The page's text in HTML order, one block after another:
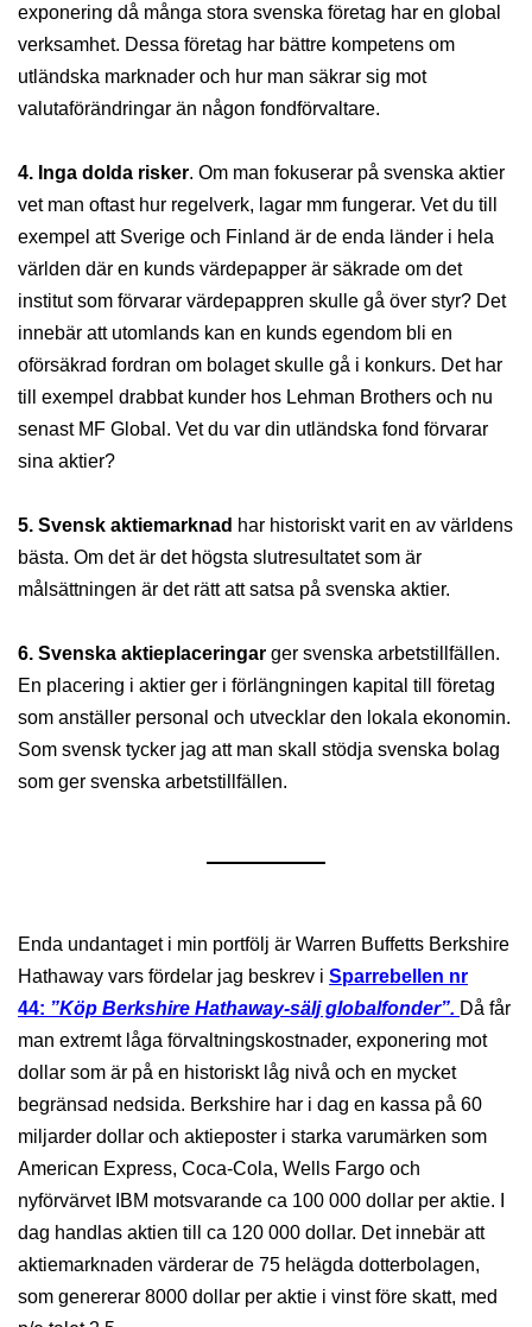
exponering då många stora svenska företag har en global
verksamhet. Dessa företag har bättre kompetens om
utländska marknader och hur man säkrar sig mot
valutaförändringar än någon fondförvaltare.
4. Inga dolda risker. Om man fokuserar på svenska aktier
vet man oftast hur regelverk, lagar mm fungerar. Vet du till
exempel att Sverige och Finland är de enda länder i hela
världen där en kunds värdepapper är säkrade om det
institut som förvarar värdepappren skulle gå över styr? Det
innebär att utomlands kan en kunds egendom bli en
oförsäkrad fordran om bolaget skulle gå i konkurs. Det har
till exempel drabbat kunder hos Lehman Brothers och nu
senast MF Global. Vet du var din utländska fond förvarar
sina aktier?
5. Svensk aktiemarknad har historiskt varit en av världens
bästa. Om det är det högsta slutresultatet som är
målsättningen är det rätt att satsa på svenska aktier.
6. Svenska aktieplaceringarger svenska arbetstillfällen.
En placering i aktier ger i förlängningen kapital till företag
som anställer personal och utvecklar den lokala ekonomin.
Som svensk tycker jag att man skall stödja svenska bolag
som ger svenska arbetstillfällen.
Enda undantaget i min portfölj är Warren Buffetts Berkshire
Hathaway vars fördelar jag beskrev iSparrebellen nr
44: ”Köp Berkshire Hathaway-sälj globalfonder”. Då får
man extremt låga förvaltningskostnader, exponering mot
dollar som är på en historiskt låg nivå och en mycket
begränsad nedsida. Berkshire har i dag en kassa på 60
miljarder dollar och aktieposter i starka varumärken som
American Express, Coca-Cola, Wells Fargo och
nyförvärvet IBM motsvarande ca 100 000 dollar per aktie. I
dag handlas aktien till ca 120 000 dollar. Det innebär att
aktiemarknaden värderar de 75 helägda dotterbolagen,
som genererar 8000 dollar per aktie i vinst före skatt, med